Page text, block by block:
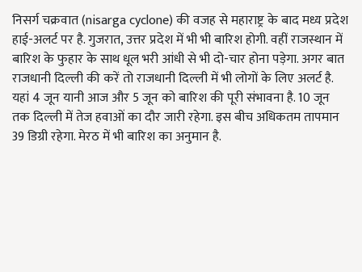
निसर्ग चक्रवात (nisarga cyclone) की वजह से महाराष्ट्र के बाद मध्य प्रदेश
हाई-अलर्ट पर है. गुजरात, उत्तर प्रदेश में भी भी बारिश होगी. वहीं राजस्थान में
बारिश के फुहार के साथ धूल भरी आंधी से भी दो-चार होना पड़ेगा. अगर बात
राजधानी दिल्ली की करें तो राजधानी दिल्ली में भी लोगों के लिए अलर्ट है.
यहां 4 जून यानी आज और 5 जून को बारिश की पूरी संभावना है. 10 जून
तक दिल्ली में तेज हवाओं का दौर जारी रहेगा. इस बीच अधिकतम तापमान
39 डिग्री रहेगा. मेरठ में भी बारिश का अनुमान है.